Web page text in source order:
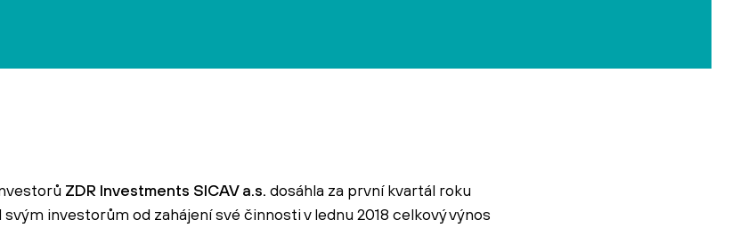
ZDR Investments SICAV a.s. dosáhla za první kvartál roku
investorům od zahájení své činnosti v lednu 2018 celkový výnos